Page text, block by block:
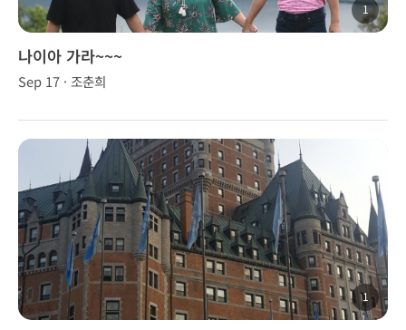
1
나이아 가라~~~
Sep 17 · 조춘희
1